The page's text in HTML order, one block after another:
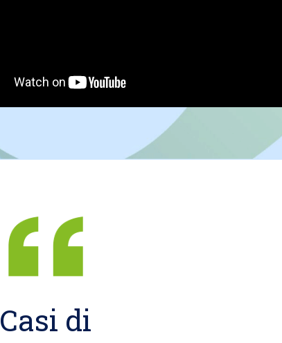
Casi di